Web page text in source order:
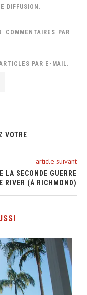
DIFFUSION.
COMMENTAIRES PAR
PAR E-MAIL.
VOTRE
article suivant
LA SECONDE GUERRE
RIVER (À RICHMOND)